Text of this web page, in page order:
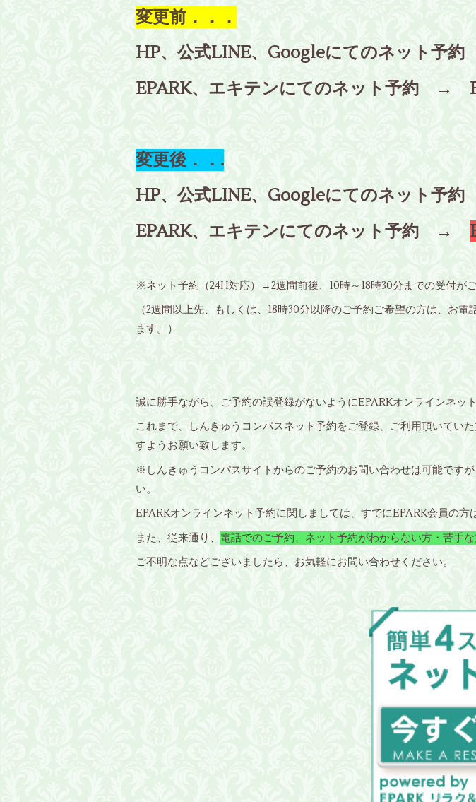
変更前．．．
HP、公式LINE、Googleにてのネット予
EPARK、エキテンにてのネット予約 →
変更後．．.
HP、公式LINE、Googleにてのネット予
EPARK、エキテンにてのネット予約 →
※ネット予約（24H対応）→2週間前後、10時～18時30分までの受付が
（2週間以上先、もしくは、18時30分以降のご予約ご希望の方は、お
ます。）
誠に勝手ながら、ご予約の誤登録がないようにEPARKオンラインネッ
これまで、しんきゅうコンパスネット予約をご登録、ご利用頂いてい
すようお願い致します。
※しんきゅうコンパスサイトからのご予約のお問い合わせは可能です
い。
EPARKオンラインネット予約に関しましては、すでにEPARK会員の方
また、従来通り、 電話でのご予約、ネット予約がわからない方・苦手
ご不明な点などございましたら、お気軽にお問い合わせください。